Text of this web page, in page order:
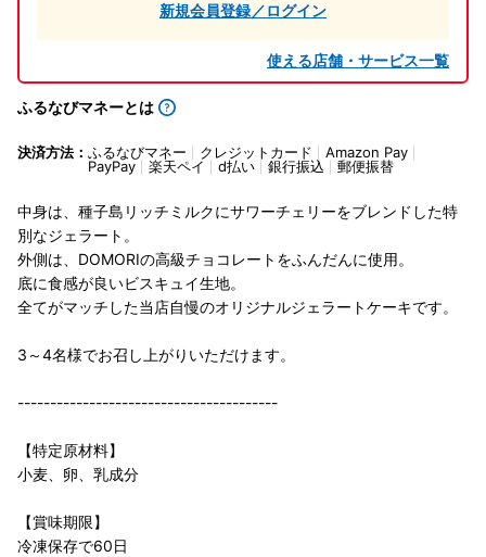
新規会員登録／ログイン
使える店舗・サービス一覧
ふるなびマネーとは
決済方法： ふるなびマネー クレジットカード
Amazon Pay
PayPay
楽天ペイ d払い 銀行振込 郵便振替
中身は、種子島リッチミルクにサワーチェリーをブレンドした特
別なジェラート。
外側は、DOMORIの高級チョコレートをふんだんに使用。
底に食感が良いビスキュイ生地。
全てがマッチした当店自慢のオリジナルジェラートケーキです。
3～4名様でお召し上がりいただけます。
----------------------------------------
【特定原材料】
小麦、卵、乳成分
【賞味期限】
冷凍保存で60日